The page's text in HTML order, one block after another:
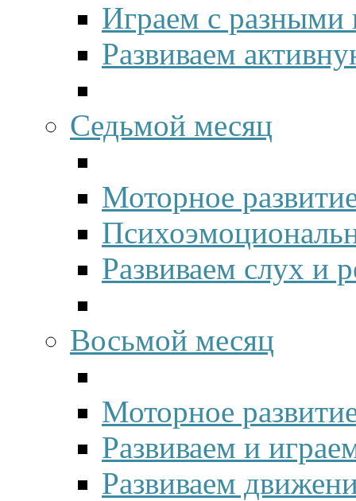
Играем с разными
Развиваем
Седьмой месяц
Моторное
Развиваем слух и
Восьмой месяц
Моторное
Развиваем и
Развиваем